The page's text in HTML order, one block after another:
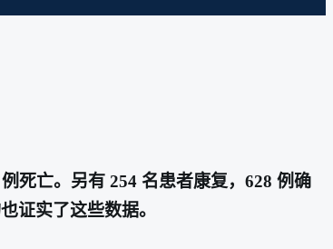
死亡。另有 254 名患者康复，628 例确
证实了这些数据。